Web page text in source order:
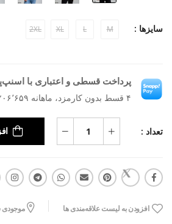
سایزها : M
L
XL
2XL
پرداخت قسطی و اعتباری با
۴ قسط بدون کارمزد، ماهانه ۲۰۶٬۶۵۹ تومان
تعداد :
افزودن به لیست علاقه‌مندی ها